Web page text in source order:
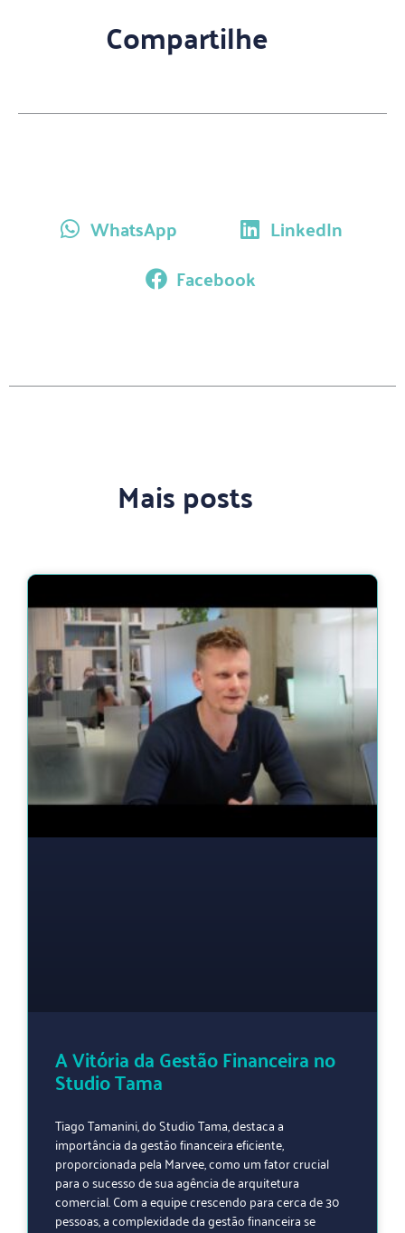
Compartilhe
WhatsApp
LinkedIn
Facebook
Mais posts
A Vitória da Gestão Financeira no
Studio Tama
Tiago Tamanini, do Studio Tama, destaca a
importância da gestão financeira eficiente,
proporcionada pela Marvee, como um fator crucial
para o sucesso de sua agência de arquitetura
comercial. Com a equipe crescendo para cerca de 30
pessoas, a complexidade da gestão financeira se